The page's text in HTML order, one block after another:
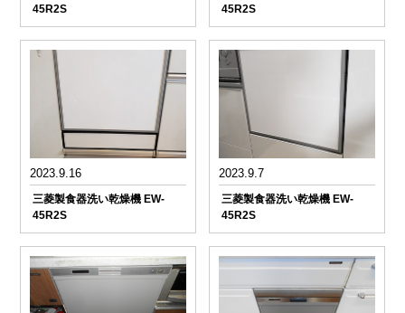
45R2S 45R2S
2023.9.16
三菱製食器洗い乾燥機 EW-
45R2S
2023.9.7
三菱製食器洗い乾燥機 EW-
45R2S